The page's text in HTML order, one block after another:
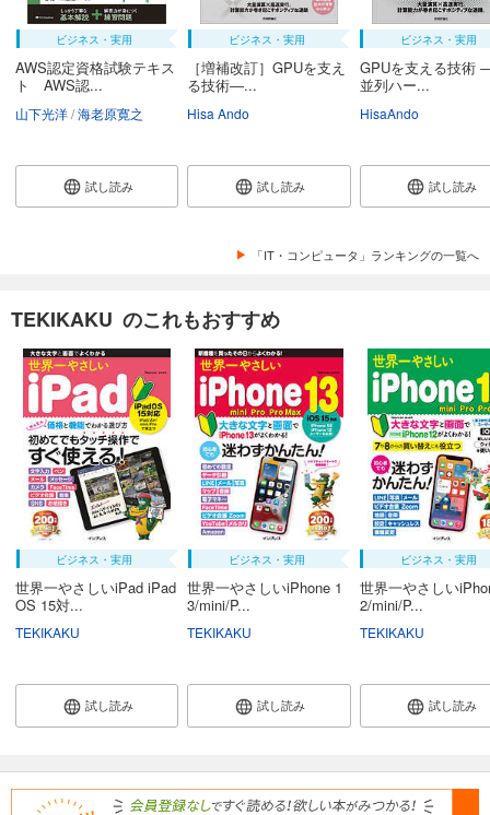
ビジネス・実用
AWS認定資格試験テキス
ト AWS認...
山下光洋 海老原寛之
試し読み
ビジネス・実用
［増補改訂］GPUを支え
る技術―...
Hisa Ando
試し読み
ビジネス・実用
GPUを支える技術
並列ハー...
HisaAndo
試し読み
「IT・コンピュータ」ランキングの一覧へ
TEKIKAKU のこれもおすすめ
ビジネス・実用
世界一やさしいiPad iPad
OS 15対...
TEKIKAKU
試し読み
ビジネス・実用
世界一やさしいiPhone 1
3/mini/P...
TEKIKAKU
試し読み
ビジネス・実用
世界一やさしい
2/mini/P...
TEKIKAKU
試し読み